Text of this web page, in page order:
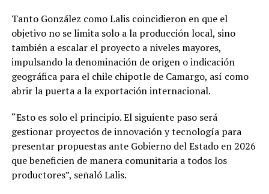
Tanto González como Lalis coincidieron en que el
objetivo no se limita solo a la producción local, sino
también a escalar el proyecto a niveles mayores,
impulsando la denominación de origen o indicación
geográfica para el chile chipotle de Camargo, así como
abrir la puerta a la exportación internacional.
“Esto es solo el principio. El siguiente paso será
gestionar proyectos de innovación y tecnología para
presentar propuestas ante Gobierno del Estado en 2026
que beneficien de manera comunitaria a todos los
productores”, señaló Lalis.